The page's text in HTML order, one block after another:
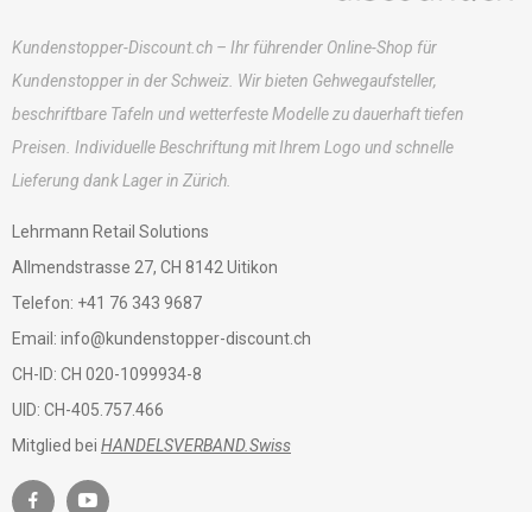
Kundenstopper-Discount.ch – Ihr führender Online-Shop für
Kundenstopper in der Schweiz. Wir bieten Gehwegaufsteller,
beschriftbare Tafeln und wetterfeste Modelle zu dauerhaft tiefen
Preisen. Individuelle Beschriftung mit Ihrem Logo und schnelle
Lieferung dank Lager in Zürich.
Lehrmann Retail Solutions
Allmendstrasse 27, CH 8142 Uitikon
Telefon: +41 76 343 9687
Email: info@kundenstopper-discount.ch
CH-ID: CH 020-1099934-8
UID: CH-405.757.466
Mitglied bei HANDELSVERBAND.Swiss